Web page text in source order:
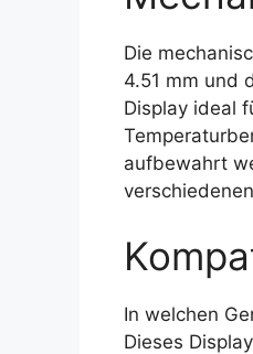
Die
4.51 mm und
Display ideal
aufbewahrt
In welchen
Dieses